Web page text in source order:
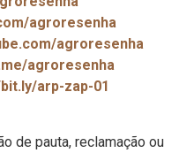
agroresenha
agroresenha
agroresenha
arp-zap-01
de pauta, reclamação ou